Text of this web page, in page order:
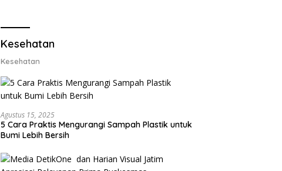
Lobster 50 Gram
Kesehatan
Kesehatan
Agustus 15, 2025
5 Cara Praktis Mengurangi Sampah Plastik untuk
Bumi Lebih Bersih